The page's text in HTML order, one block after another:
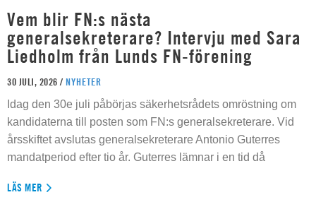
Vem blir FN:s nästa
generalsekreterare? Intervju med Sara
Liedholm från Lunds FN-förening
30 JULI, 2026 / NYHETER
Idag den 30e juli påbörjas säkerhetsrådets omröstning om
kandidaterna till posten som FN:s generalsekreterare. Vid
årsskiftet avslutas generalsekreterare Antonio Guterres
mandatperiod efter tio år. Guterres lämnar i en tid då
LÄS MER